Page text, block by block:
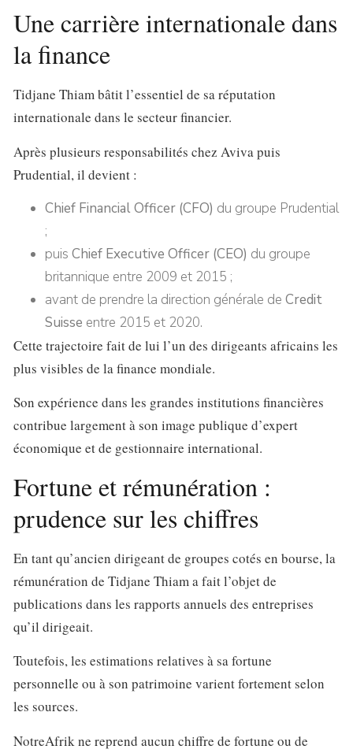
Une carrière internationale dans
la finance
Tidjane Thiam bâtit l’essentiel de sa réputation
internationale dans le secteur financier.
Après plusieurs responsabilités chez Aviva puis
Prudential, il devient :
Chief Financial Officer (CFO) du groupe Prudential
;
puis Chief Executive Officer (CEO) du groupe
britannique entre 2009 et 2015 ;
avant de prendre la direction générale de Credit
Suisse entre 2015 et 2020.
Cette trajectoire fait de lui l’un des dirigeants africains les
plus visibles de la finance mondiale.
Son expérience dans les grandes institutions financières
contribue largement à son image publique d’expert
économique et de gestionnaire international.
Fortune et rémunération :
prudence sur les chiffres
En tant qu’ancien dirigeant de groupes cotés en bourse, la
rémunération de Tidjane Thiam a fait l’objet de
publications dans les rapports annuels des entreprises
qu’il dirigeait.
Toutefois, les estimations relatives à sa fortune
personnelle ou à son patrimoine varient fortement selon
les sources.
NotreAfrik ne reprend aucun chiffre de fortune ou de